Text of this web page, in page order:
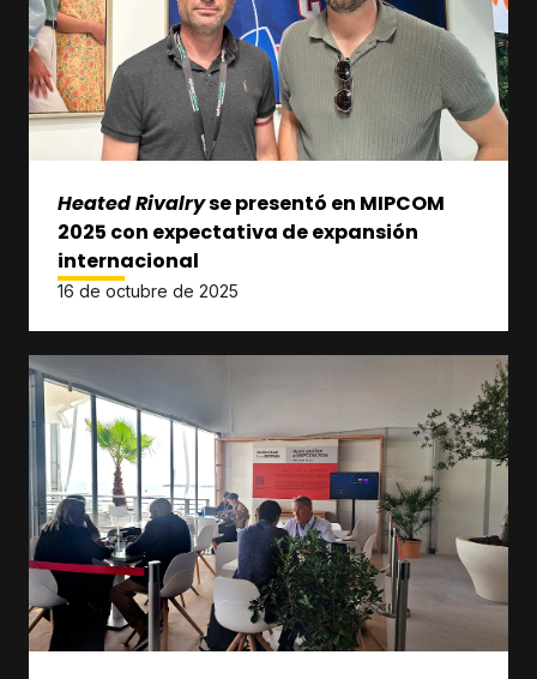
Heated Rivalryse presentó en MIPCOM
2025 con expectativa de expansión
internacional
16 de octubre de 2025